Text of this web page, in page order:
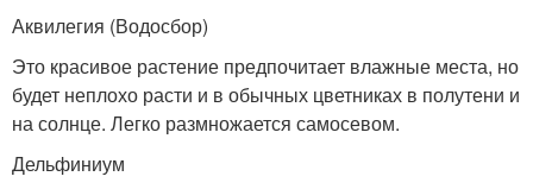
Аквилегия (Водосбор)
Это красивое растение предпочитает влажные места, но
будет неплохо расти и в обычных цветниках в полутени и
на солнце. Легко размножается самосевом.
Дельфиниум